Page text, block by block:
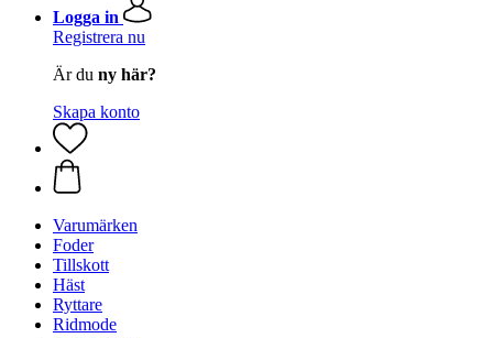
Logga in
Registrera nu
Är du ny här?
Skapa konto
Varumärken
Foder
Tillskott
Häst
Ryttare
Ridmode